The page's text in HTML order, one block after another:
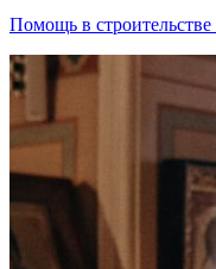
Помощь в строительстве